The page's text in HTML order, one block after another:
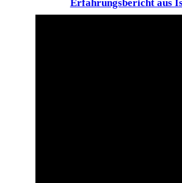
Erfahrungsbericht aus